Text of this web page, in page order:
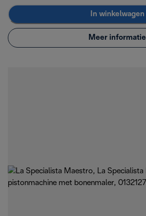
In winkelwagen
Meer informatie